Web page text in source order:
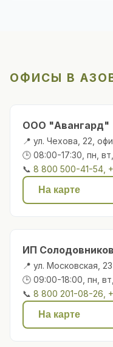
ОФИСЫ В
ООО "Авангард"
📍 ул. Чехова, 22,
🕒 08:00-17:30, пн,
📞 8 800 500-41-54,
На карте
ИП
📍 ул. Московская, 23
🕒 09:00-18:00, пн,
📞 8 800 201-08-26,
На карте